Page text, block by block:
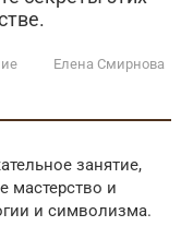
Елена Смирнова
занятие,
мастерство и
и символизма.